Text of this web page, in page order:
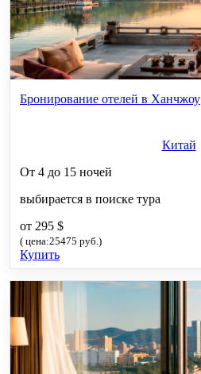
Бронирование отелей в Ханчжоу
Китай
От 4 до 15 ночей
выбирается в поиске тура
от 295 $
( цена:25475 руб.)
Купить